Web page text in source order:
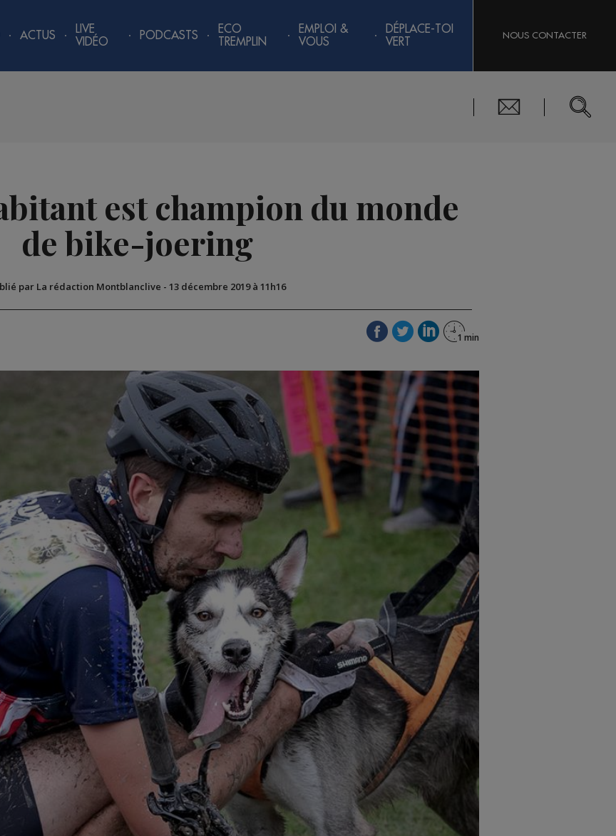
ACTUS
LIVE
VIDÉO
PODCASTS
ECO
TREMPLIN
EMPLOI &
VOUS
DÉPLACE-TOI
VERT
NOUS CONTACTER
est champion du monde
de bike-joering
par La rédaction Montblanclive - 13 décembre 2019 à 11h16